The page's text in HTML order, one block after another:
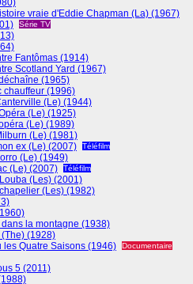
vraie d'Eddie Chapman (La) (1967)
Série TV
Fantômas (1914)
Scotland Yard (1967)
(1965)
chauffeur (1996)
(Le) (1944)
(Le) (1925)
(Le) (1989)
(Le) (1981)
ex (Le) (2007)
Téléfilm
(Le) (1949)
(Le) (2007)
Téléfilm
(Les) (2001)
(Les) (1982)
dans la montagne (1938)
(The) (1928)
les Quatre Saisons (1946)
Documentaire
5 (2011)